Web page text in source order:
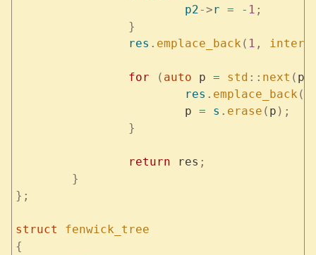
			p2
->r = - 1 ;
		}
		res
. emplace_back ( 1 ,
		for
( auto p = std :: next ( p1
			res
. emplace_back (
			p
= s . erase ( p );
		}
		return
res ;
	}
};
struct fenwick_tree
{